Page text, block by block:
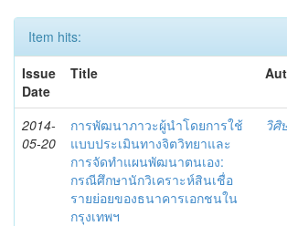
Item hits:
Issue
Date
Title
2014-
05-20
การพัฒนาภาวะผู้นำโดยการใช้
แบบประเมินทางจิตวิทยาและ
การจัดทำแผนพัฒนาตนเอง:
กรณีศึกษานักวิเคราะห์สินเชื่อ
รายย่อยของธนาคารเอกชนใน
กรุงเทพฯ
วิศิ